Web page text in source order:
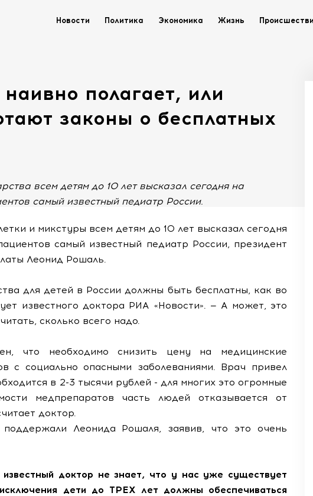
Новости Политика Экономика Жизнь
полагает, или
законы о бесплатных
всем детям до 10 лет высказал сегодня на
самый известный педиатр России.
и микстуры всем детям до 10 лет высказал сегодня
самый известный педиатр России, президент
Леонид Рошаль.
для детей в России должны быть бесплатны, как во
известного доктора РИА «Новости». — А может, это
сколько всего надо.
что необходимо снизить цену на медицинские
с социально опасными заболеваниями. Врач привел
в 2-3 тысячи рублей - для многих это огромные
медпрепаратов часть людей отказывается от
доктор.
Леонида Рошаля, заявив, что это очень
доктор не знает, что у нас уже существует
дети до ТРЕХ лет должны обеспечиваться